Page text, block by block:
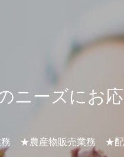
ニーズにお
務 ★農産物販売業務 ★配